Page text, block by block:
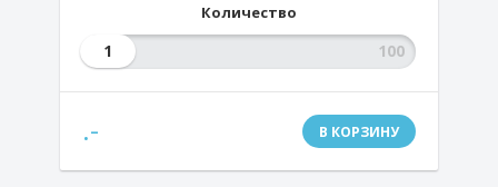
Количество
1
.- В КОРЗИНУ